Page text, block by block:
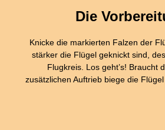
Die
Knicke die markierten Falzen der
stärker die Flügel geknickt sind,
Flugkreis. Los geht’s! Braucht
zusätzlichen Auftrieb biege die